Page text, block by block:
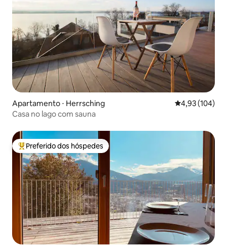
Apartamento ⋅ Herrsching 4,93 de uma
4,93 (104)
Casa no lago com sauna
Entre os melhores preferidos dos hóspedes
Preferido dos hóspedes